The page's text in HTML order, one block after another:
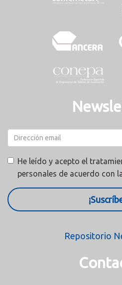
He leído y acepto el
personales de acuerdo con
Repositorio